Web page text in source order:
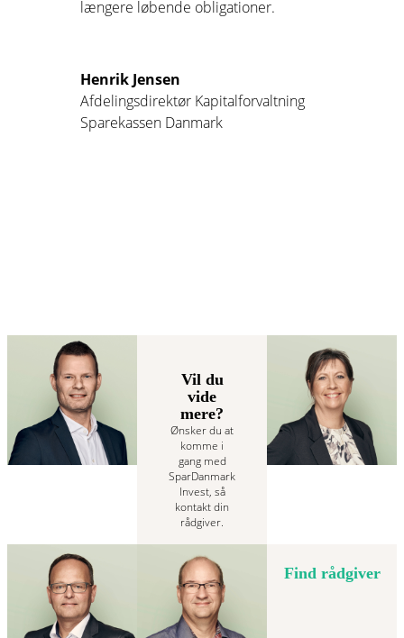
længere løbende obligationer.
Henrik Jensen
Afdelingsdirektør Kapitalforvaltning
Sparekassen Danmark
Vil du
vide
mere?
Ønsker du at
komme i
gang med
SparDanmark
Invest, så
kontakt din
rådgiver.
Find rådgiver